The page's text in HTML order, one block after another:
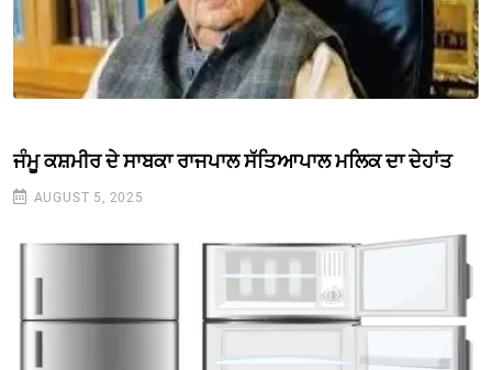
ਜੰਮੂ ਕਸ਼ਮੀਰ ਦੇ ਸਾਬਕਾ ਰਾਜਪਾਲ ਸੱਤਿਆਪਾਲ ਮਲਿਕ ਦਾ ਦੇਹਾਂਤ
AUGUST 5, 2025